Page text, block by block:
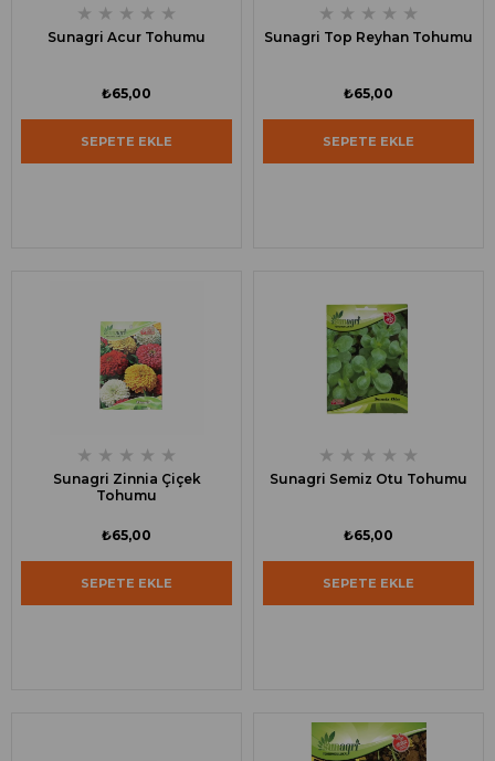
★ ★ ★ ★ ★
Sunagri Acur Tohumu
₺65,00
SEPETE EKLE
★ ★ ★ ★ ★
Sunagri Top Reyhan Tohumu
₺65,00
SEPETE EKLE
★ ★ ★ ★ ★
Sunagri Zinnia Çiçek
Tohumu
₺65,00
SEPETE EKLE
★ ★ ★ ★ ★
Sunagri Semiz Otu Tohumu
₺65,00
SEPETE EKLE